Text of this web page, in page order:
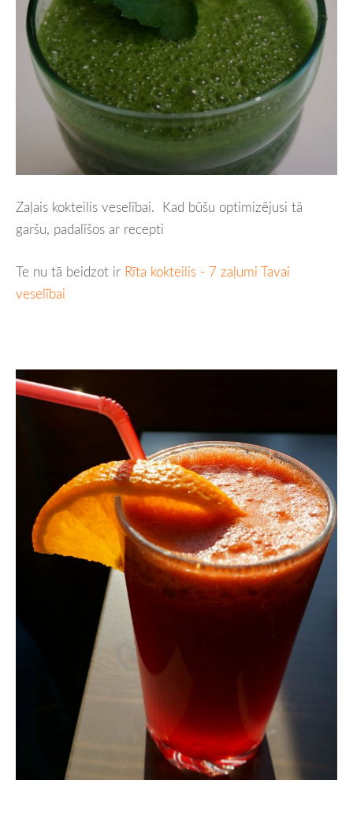
Zaļais kokteilis veselībai. Kad būšu optimizējusi tā
garšu, padalīšos ar recepti
Te nu tā beidzot ir Rīta kokteilis - 7 zaļumi Tavai
veselībai